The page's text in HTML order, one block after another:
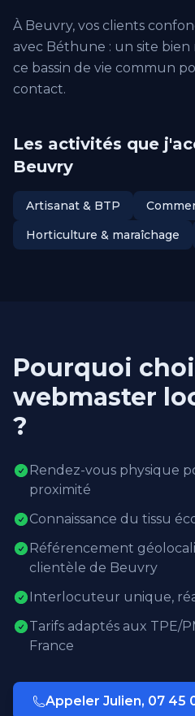
À Beuvry, vos clients
avec Béthune : un site
ce bassin de vie commun
contact.
Les activités que
Beuvry
Artisanat & BTP
Horticulture & maraîchage
Pourquoi
webmaster
?
Rendez-vous physique
proximité
Connaissance du tissu
Référencement
clientèle de Beuvry
Interlocuteur unique,
Tarifs adaptés aux TPE/
France
Appeler Julien, 07 45